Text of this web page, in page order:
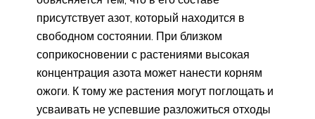
присутствует азот, который находится в
свободном состоянии. При близком
соприкосновении с растениями высокая
концентрация азота может нанести корням
ожоги. К тому же растения могут поглощать и
усваивать не успевшие разложиться отходы